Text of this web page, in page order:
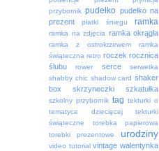
przybornik pudełko pudełko na
prezent
płatki śniegu ramka
ramka na zdjęcia ramka okrągła
ramka z ostrokrzewem
ramka
świąteczna retro roczek rocznica
ślubu
rower serce
serwetka
shabby chic shadow card shaker
box
skrzyneczki szkatułka
szkolny przybornik tag tekturki o
tematyce dziecięcej
tekturki
świąteczne
torebka papierowa
torebki prezentowe
urodziny
video tutorial vintage walentynka